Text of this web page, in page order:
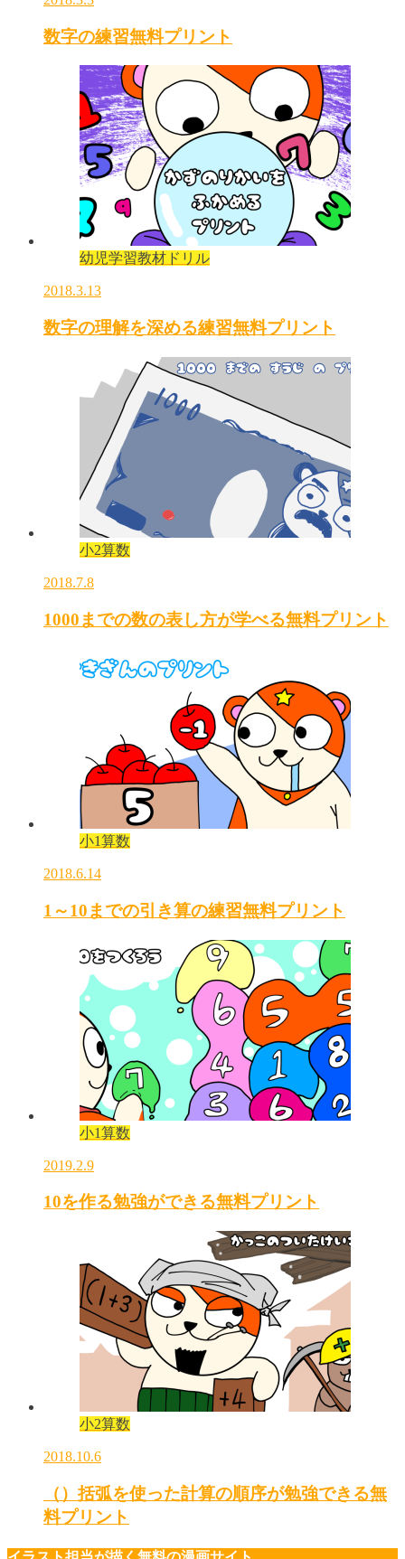
数字の練習無料プリント
幼児学習教材ドリル
2018.3.13
数字の理解を深める練習無料プリント
小2算数
2018.7.8
1000までの数の表し方が学べる無料プリント
小1算数
2018.6.14
1～10までの引き算の練習無料プリント
小1算数
2019.2.9
10を作る勉強ができる無料プリント
小2算数
2018.10.6
（）括弧を使った計算の順序が勉強できる無
料プリント